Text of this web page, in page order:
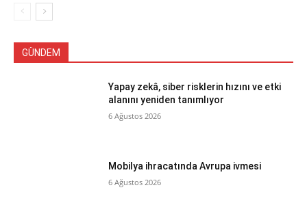
GÜNDEM
Yapay zekâ, siber risklerin hızını ve etki
alanını yeniden tanımlıyor
6 Ağustos 2026
Mobilya ihracatında Avrupa ivmesi
6 Ağustos 2026